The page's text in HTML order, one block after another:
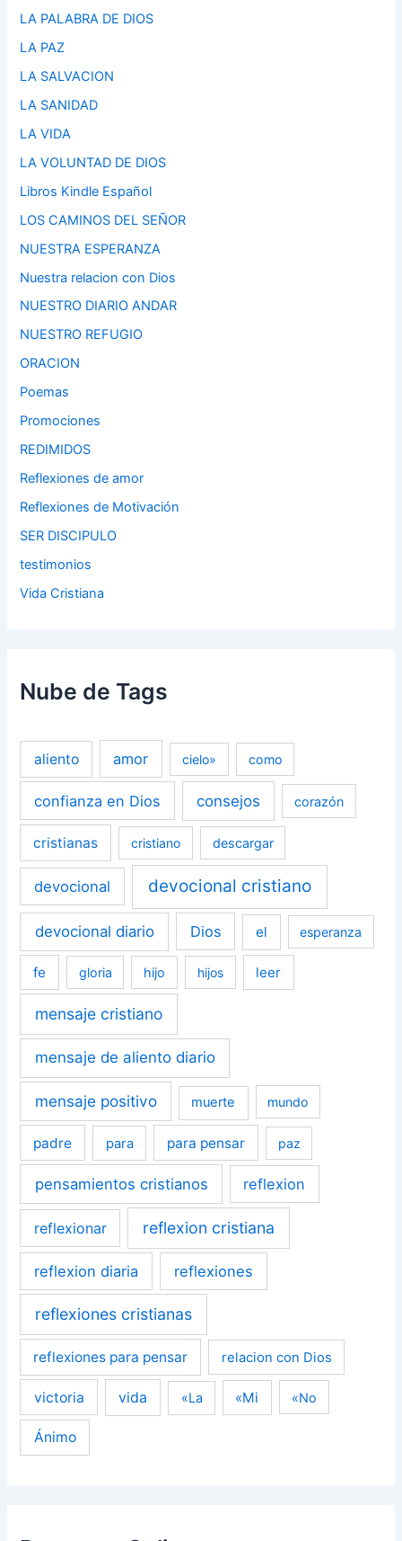
LA PALABRA DE DIOS
LA PAZ
LA SALVACION
LA SANIDAD
LA VIDA
LA VOLUNTAD DE DIOS
Libros Kindle Español
LOS CAMINOS DEL SEÑOR
NUESTRA ESPERANZA
Nuestra relacion con Dios
NUESTRO DIARIO ANDAR
NUESTRO REFUGIO
ORACION
Poemas
Promociones
REDIMIDOS
Reflexiones de amor
Reflexiones de Motivación
SER DISCIPULO
testimonios
Vida Cristiana
Nube de Tags
aliento amor cielo» como
confianza en Dios consejos corazón
cristianas cristiano descargar
devocional devocional cristiano
devocional diario Dios el esperanza
fe gloria hijo hijos leer
mensaje cristiano
mensaje de aliento diario
mensaje positivo muerte mundo
padre para para pensar paz
pensamientos cristianos reflexion
reflexionar reflexion cristiana
reflexion diaria reflexiones
reflexiones cristianas
reflexiones para pensar relacion con Dios
victoria vida «La «Mi «No
Ánimo